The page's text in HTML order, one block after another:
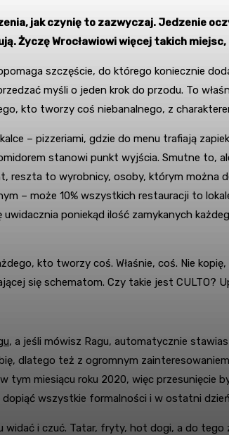
jak czynię to zazwyczaj. Jedzenie
Życzę Wrocławiowi więcej takich
szczęście, do którego koniecznie
myśli o jeden krok do przodu. To
kto tworzy coś niebanalnego, z
– pizzeriami, gdzie do menu trafiają
stanowi punkt wyjścia. Smutne to,
reszta to wyrobnicy, osoby, którym można
– może 10% wszystkich restauracji to
poniekąd ilość zamykanych
kto tworzy coś. Właśnie, coś. Nie
się schematom. Czy takie jest CULTO?
, a jeśli mówisz Ragu, automatycznie
dlatego też z ogromnym
miesiącu roku 2020, więc przesunięcie
dopiąć wszystkie formalności i w ostatni
i czuć. Tatar, fryty, hot dogi, a do